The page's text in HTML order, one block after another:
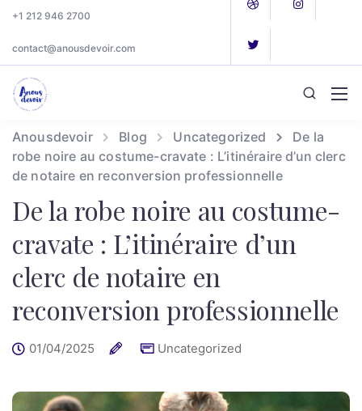
+1 212 946 2700
contact@anousdevoir.com
Anousdevoir Blog Uncategorized
De la
robe noire au costume-cravate : L’itinéraire d’un clerc
de notaire en reconversion professionnelle
De la robe noire au costume-
cravate : L’itinéraire d’un
clerc de notaire en
reconversion professionnelle
01/04/2025 Uncategorized